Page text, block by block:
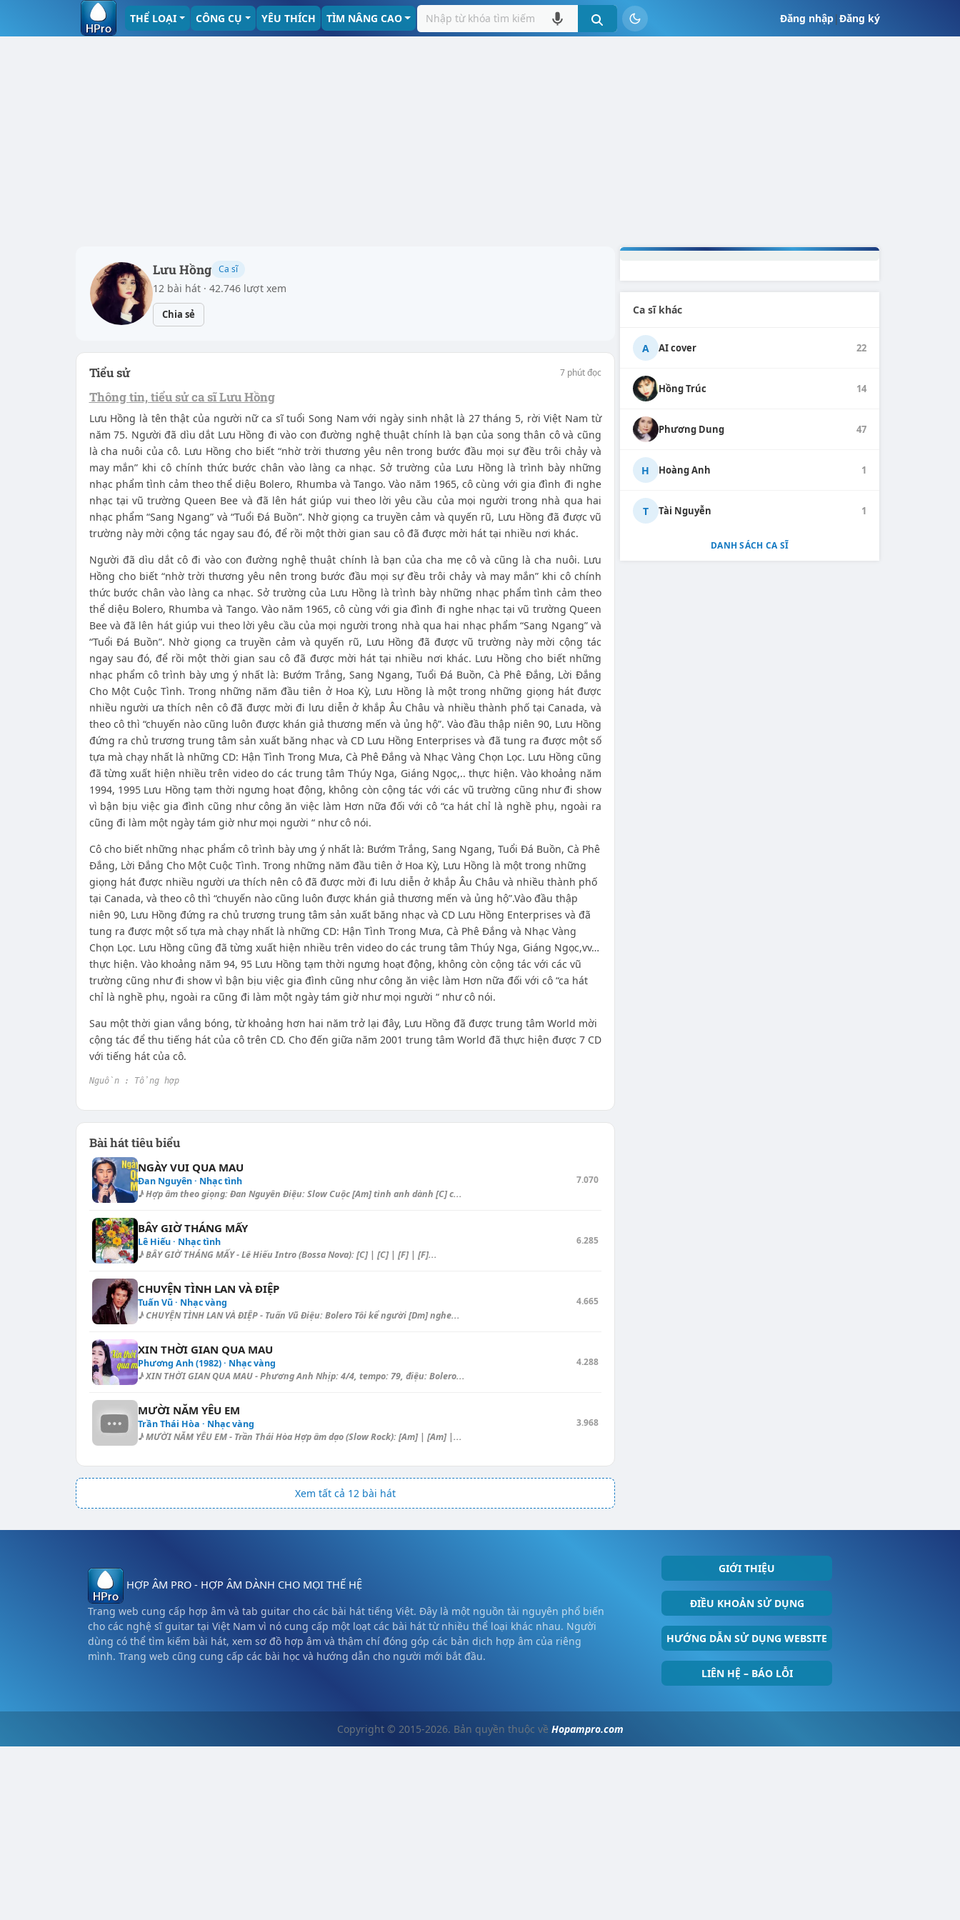
Đăng nhập|Đăng ký
THỂ LOẠI CÔNG CỤ YÊU THÍCH TÌM NÂNG CAO
Lưu Hồng Ca sĩ
12 bài hát · 42.746 lượt xem
Chia sẻ
Tiểu sử 7 phút đọc
Thông tin, tiểu sử ca sĩ Lưu Hồng
Lưu Hồng là tên thật của người nữ ca sĩ tuổi Song Nam với ngày sinh nhật là 27 tháng 5, rời Việt Nam từ
năm 75. Người đã dìu dắt Lưu Hồng đi vào con đường nghệ thuật chính là bạn của song thân cô và cũng
là cha nuôi của cô. Lưu Hồng cho biết “nhờ trời thương yêu nên trong bước đầu mọi sự đều trôi chảy và
may mắn” khi cô chính thức bước chân vào làng ca nhạc. Sở trường của Lưu Hồng là trình bày những
nhạc phẩm tình cảm theo thể diệu Bolero, Rhumba và Tango. Vào năm 1965, cô cùng với gia đình đi nghe
nhạc tại vũ trường Queen Bee và đã lên hát giúp vui theo lời yêu cầu của mọi người trong nhà qua hai
nhạc phẩm “Sang Ngang” và “Tuổi Đá Buồn”. Nhờ giọng ca truyền cảm và quyến rũ, Lưu Hồng đã được vũ
trường này mời cộng tác ngay sau đó, để rồi một thời gian sau cô đã được mời hát tại nhiều nơi khác.
Người đã dìu dắt cô đi vào con đường nghệ thuật chính là bạn của cha mẹ cô và cũng là cha nuôi. Lưu
Hồng cho biết “nhờ trời thương yêu nên trong bước đầu mọi sự đều trôi chảy và may mắn” khi cô chính
thức bước chân vào làng ca nhạc. Sở trường của Lưu Hồng là trình bày những nhạc phẩm tình cảm theo
thể diệu Bolero, Rhumba và Tango. Vào năm 1965, cô cùng với gia đình đi nghe nhạc tại vũ trường Queen
Bee và đã lên hát giúp vui theo lời yêu cầu của mọi người trong nhà qua hai nhạc phẩm “Sang Ngang” và
“Tuổi Đá Buồn”. Nhờ giọng ca truyền cảm và quyến rũ, Lưu Hồng đã được vũ trường này mời cộng tác
ngay sau đó, để rồi một thời gian sau cô đã được mời hát tại nhiều nơi khác. Lưu Hồng cho biết những
nhạc phẩm cô trình bày ưng ý nhất là: Bướm Trắng, Sang Ngang, Tuổi Đá Buồn, Cà Phê Đắng, Lời Đắng
Cho Một Cuộc Tình. Trong những năm đầu tiên ở Hoa Kỳ, Lưu Hồng là một trong những giọng hát được
nhiều người ưa thích nên cô đã được mời đi lưu diễn ở khắp Âu Châu và nhiều thành phố tại Canada, và
theo cô thì “chuyến nào cũng luôn được khán giả thương mến và ủng hộ”. Vào đầu thập niên 90, Lưu Hồng
đứng ra chủ trương trung tâm sản xuất băng nhạc và CD Lưu Hồng Enterprises và đã tung ra được một số
tựa mà chạy nhất là những CD: Hận Tình Trong Mưa, Cà Phê Đắng và Nhạc Vàng Chọn Lọc. Lưu Hồng cũng
đã từng xuất hiện nhiều trên video do các trung tâm Thúy Nga, Giáng Ngọc,.. thực hiện. Vào khoảng năm
1994, 1995 Lưu Hồng tạm thời ngưng hoạt động, không còn cộng tác với các vũ trường cũng như đi show
vì bận bịu việc gia đình cũng như công ăn việc làm Hơn nữa đối với cô “ca hát chỉ là nghề phụ, ngoài ra
cũng đi làm một ngày tám giờ như mọi người “ như cô nói.
Cô cho biết những nhạc phẩm cô trình bày ưng ý nhất là: Bướm Trắng, Sang Ngang, Tuổi Đá Buồn, Cà Phê
Đắng, Lời Đắng Cho Một Cuộc Tình. Trong những năm đầu tiên ở Hoa Kỳ, Lưu Hồng là một trong những
giọng hát được nhiều người ưa thích nên cô đã được mời đi lưu diễn ở khắp Âu Châu và nhiều thành phố
tại Canada, và theo cô thì “chuyến nào cũng luôn được khán giả thương mến và ủng hộ”.Vào đầu thập
niên 90, Lưu Hồng đứng ra chủ trương trung tâm sản xuất băng nhạc và CD Lưu Hồng Enterprises và đã
tung ra được một số tựa mà chạy nhất là những CD: Hận Tình Trong Mưa, Cà Phê Đắng và Nhạc Vàng
Chọn Lọc. Lưu Hồng cũng đã từng xuất hiện nhiều trên video do các trung tâm Thúy Nga, Giáng Ngọc,vv…
thực hiện. Vào khoảng năm 94, 95 Lưu Hồng tạm thời ngưng hoạt động, không còn cộng tác với các vũ
trường cũng như đi show vì bận bịu việc gia đình cũng như công ăn việc làm Hơn nữa đối với cô “ca hát
chỉ là nghề phụ, ngoài ra cũng đi làm một ngày tám giờ như mọi người “ như cô nói.
Sau một thời gian vắng bóng, từ khoảng hơn hai năm trở lại đây, Lưu Hồng đã được trung tâm World mời
cộng tác để thu tiếng hát của cô trên CD. Cho đến giữa năm 2001 trung tâm World đã thực hiện được 7 CD
với tiếng hát của cô.
Nguồn : Tổng hợp
Bài hát tiêu biểu
NGÀY VUI QUA MAU
Đan Nguyên · Nhạc tình
♪ Hợp âm theo giọng: Đan Nguyên Điệu: Slow Cuộc [Am] tình anh dành [C] c...
7.070
BÂY GIỜ THÁNG MẤY
Lê Hiếu · Nhạc tình
♪ BÂY GIỜ THÁNG MẤY - Lê Hiếu Intro (Bossa Nova): [C] | [C] | [F] | [F]...
6.285
CHUYỆN TÌNH LAN VÀ ĐIỆP
Tuấn Vũ · Nhạc vàng
♪ CHUYỆN TÌNH LAN VÀ ĐIỆP - Tuấn Vũ Điệu: Bolero Tôi kể người [Dm] nghe...
4.665
XIN THỜI GIAN QUA MAU
Phương Anh (1982) · Nhạc vàng
♪ XIN THỜI GIAN QUA MAU - Phương Anh Nhịp: 4/4, tempo: 79, điệu: Bolero...
4.288
MƯỜI NĂM YÊU EM
Trần Thái Hòa · Nhạc vàng
♪ MƯỜI NĂM YÊU EM - Trần Thái Hòa Hợp âm dạo (Slow Rock): [Am] | [Am] |...
3.968
Xem tất cả 12 bài hát
Ca sĩ khác
A AI cover 22
Hồng Trúc 14
Phương Dung 47
H Hoàng Anh 1
T Tài Nguyễn 1
DANH SÁCH CA SĨ
HỢP ÂM PRO - HỢP ÂM DÀNH CHO MỌI THẾ HỆ
Trang web cung cấp hợp âm và tab guitar cho các bài hát tiếng Việt. Đây là một nguồn tài nguyên phổ biến
cho các nghệ sĩ guitar tại Việt Nam vì nó cung cấp một loạt các bài hát từ nhiều thể loại khác nhau. Người
dùng có thể tìm kiếm bài hát, xem sơ đồ hợp âm và thậm chí đóng góp các bản dịch hợp âm của riêng
mình. Trang web cũng cung cấp các bài học và hướng dẫn cho người mới bắt đầu.
GIỚI THIỆU
ĐIỀU KHOẢN SỬ DỤNG
HƯỚNG DẪN SỬ DỤNG WEBSITE
LIÊN HỆ – BÁO LỖI
Copyright © 2015-2026. Bản quyền thuộc về Hopampro.com